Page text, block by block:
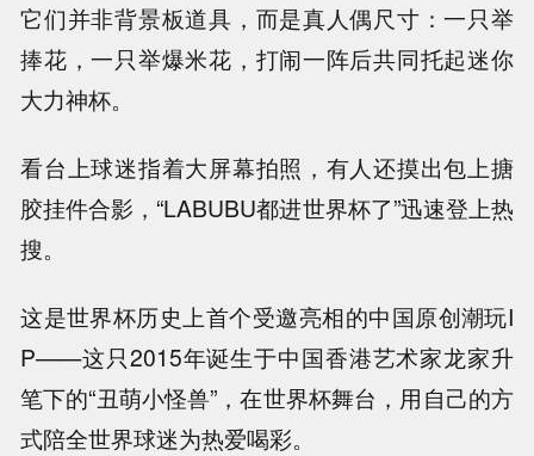
它们并非背景板道具，而是真人偶尺寸：一只举
捧花，一只举爆米花，打闹一阵后共同托起迷你
大力神杯。
看台上球迷指着大屏幕拍照，有人还摸出包上搪
胶挂件合影，“LABUBU都进世界杯了”迅速登上热
搜。
这是世界杯历史上首个受邀亮相的中国原创潮玩I
P——这只2015年诞生于中国香港艺术家龙家升
笔下的“丑萌小怪兽”，在世界杯舞台，用自己的方
式陪全世界球迷为热爱喝彩。